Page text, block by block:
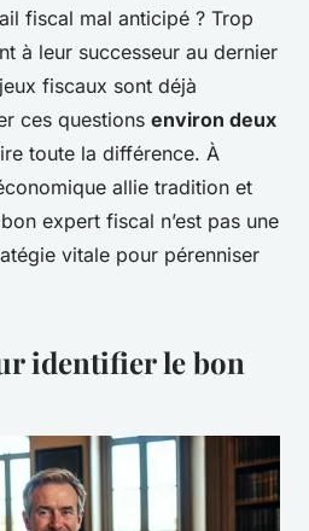
fiscal mal anticipé ? Trop
à leur successeur au dernier
fiscaux sont déjà
ces questions environ deux
toute la différence. À
allie tradition et
expert fiscal n’est pas une
vitale pour pérenniser
identifier le bon